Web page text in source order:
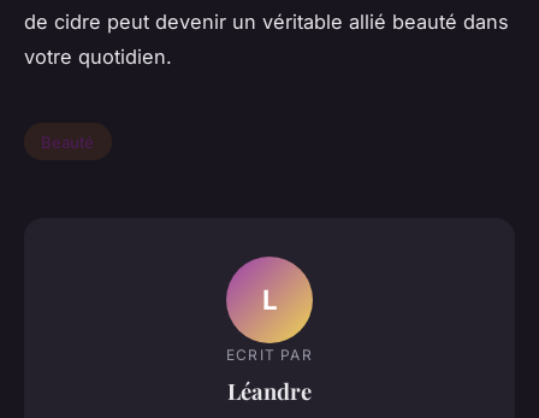
de cidre peut devenir un véritable allié beauté dans
votre quotidien.
Beauté
L
ECRIT PAR
Léandre